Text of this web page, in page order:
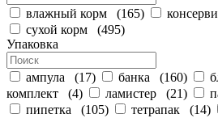
влажный корм (165)
сухой корм (495)
Упаковка
ампула (17) банка (160)
комплект (4) ламистер (21)
пипетка (105) тетрапак (14)